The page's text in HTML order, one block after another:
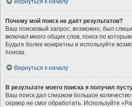
Вернуться к началу
Почему мой поиск не даёт результатов?
Ваш поисковый запрос, возможно, был
включал много общих слов, поиск по
Будьте более конкретны и используйте
поиска.
Вернуться к началу
В результате моего поиска я получил
Ваш поиск дал слишком большое количество
сервер не смог обработать. Используйте